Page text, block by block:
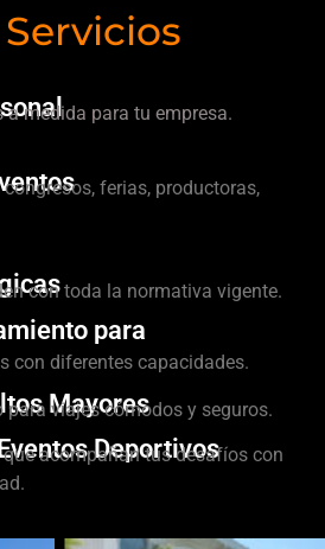
a medida para tu empresa.
ferias, productoras,
con toda la normativa vigente.
para
con diferentes capacidades.
Mayores
viajes cómodos y seguros.
Deportivos
acompañan tus desafíos con